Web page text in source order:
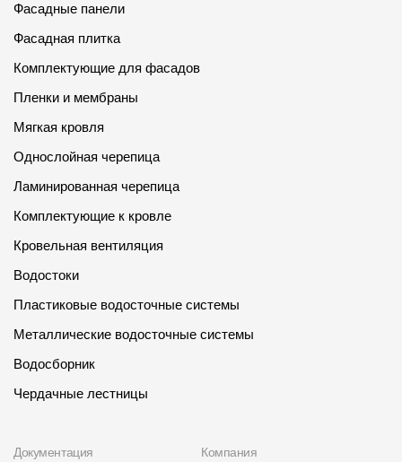
Фасадные панели
Фасадная плитка
Комплектующие для фасадов
Пленки и мембраны
Мягкая кровля
Однослойная черепица
Ламинированная черепица
Комплектующие к кровле
Кровельная вентиляция
Водостоки
Пластиковые водосточные системы
Металлические водосточные системы
Водосборник
Чердачные лестницы
Документация Компания